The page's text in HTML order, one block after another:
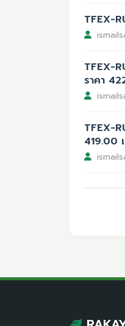
TFEX-
TFEX-
ราคา
TFEX-
419.00